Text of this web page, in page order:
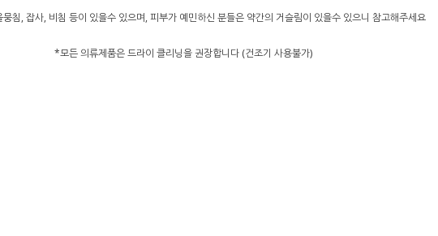
침, 잡사, 비침 등이 있을수 있으며, 피부가 예민하신 분들은 약간의 거슬림이 있을수 있으니 참고해주세요
*모든 의류제품은 드라이 클리닝을 권장합니다 (건조기 사용불가)